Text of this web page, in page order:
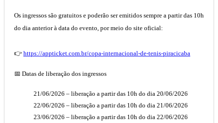
Os ingressos são gratuitos e poderão ser emitidos sempre a partir das 10h
do dia anterior à data do evento, por meio do site oficial:
👉 https://appticket.com.br/copa-internacional-de-tenis-piracicaba
📅 Datas de liberação dos ingressos
21/06/2026 – liberação a partir das 10h do dia 20/06/2026
22/06/2026 – liberação a partir das 10h do dia 21/06/2026
23/06/2026 – liberação a partir das 10h do dia 22/06/2026